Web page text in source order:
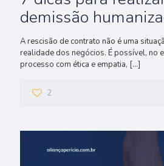
demissão
A rescisão de contrato não é uma
realidade dos negócios. É possível, no
processo com ética e empatia, […]
2